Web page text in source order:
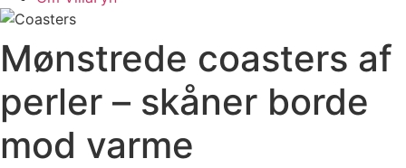
Mønstrede coasters af
perler – skåner borde
mod varme